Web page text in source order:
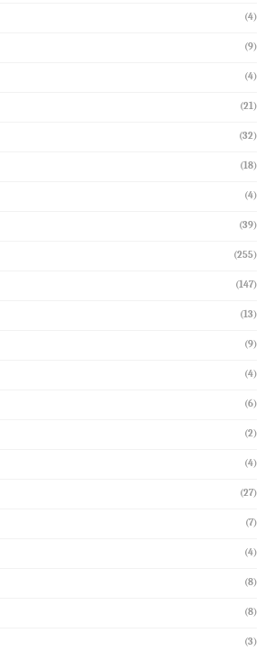
(4)
(9)
(4)
(21)
(32)
(18)
(4)
(39)
(255)
(147)
(13)
(9)
(4)
(6)
(2)
(4)
(27)
(7)
(4)
(8)
(8)
(3)